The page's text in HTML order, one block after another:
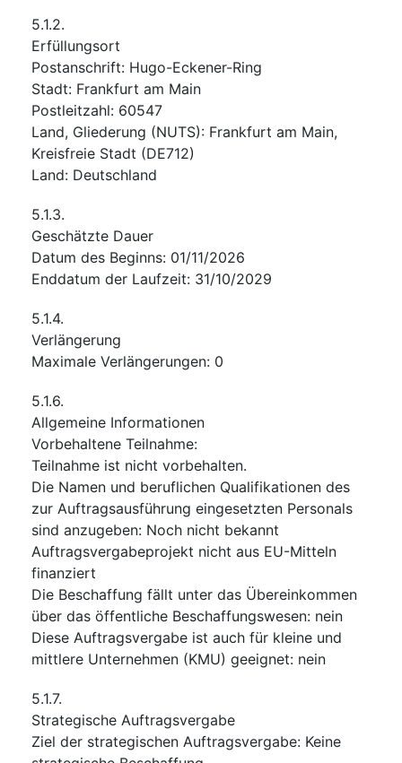
5.1.2.
Erfüllungsort
Postanschrift: Hugo-Eckener-Ring
Stadt: Frankfurt am Main
Postleitzahl: 60547
Land, Gliederung (NUTS): Frankfurt am Main,
Kreisfreie Stadt (DE712)
Land: Deutschland
5.1.3.
Geschätzte Dauer
Datum des Beginns: 01/11/2026
Enddatum der Laufzeit: 31/10/2029
5.1.4.
Verlängerung
Maximale Verlängerungen: 0
5.1.6.
Allgemeine Informationen
Vorbehaltene Teilnahme:
Teilnahme ist nicht vorbehalten.
Die Namen und beruflichen Qualifikationen des
zur Auftragsausführung eingesetzten Personals
sind anzugeben: Noch nicht bekannt
Auftragsvergabeprojekt nicht aus EU-Mitteln
finanziert
Die Beschaffung fällt unter das Übereinkommen
über das öffentliche Beschaffungswesen: nein
Diese Auftragsvergabe ist auch für kleine und
mittlere Unternehmen (KMU) geeignet: nein
5.1.7.
Strategische Auftragsvergabe
Ziel der strategischen Auftragsvergabe: Keine